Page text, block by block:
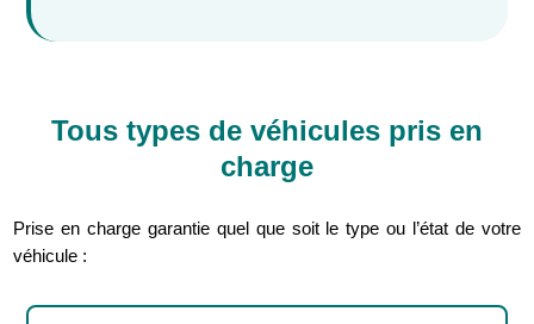
Tous types de véhicules pris en
charge
Prise en charge garantie quel que soit le type ou l’état de votre
véhicule :